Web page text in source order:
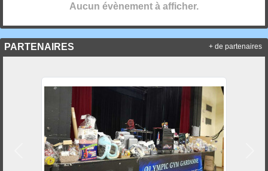
Aucun évènement à afficher.
PARTENAIRES
Précedent
+ de partenaires